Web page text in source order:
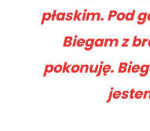
płaskim. Pod
Biegam z
pokonuję.